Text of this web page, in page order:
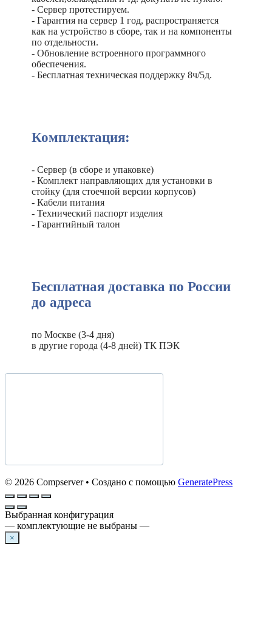
- Сервер протестируем.
- Гарантия на сервер 1 год, распространяется
как на устройство в сборе, так и на компоненты
по отдельности.
- Обновление встроенного программного
обеспечения.
- Бесплатная техническая поддержку 8ч/5д.
Комплектация:
- Сервер (в сборе и упаковке)
- Комплект направляющих для установки в
стойку (для стоечной версии корпусов)
- Кабели питания
- Технический паспорт изделия
- Гарантийный талон
Бесплатная доставка по России
до адреса
по Москве (3-4 дня)
в другие города (4-8 дней) ТК ПЭК
© 2026 Compserver• Создано с помощью GeneratePress
Выбранная конфигурация
— комплектующие не выбраны —
×